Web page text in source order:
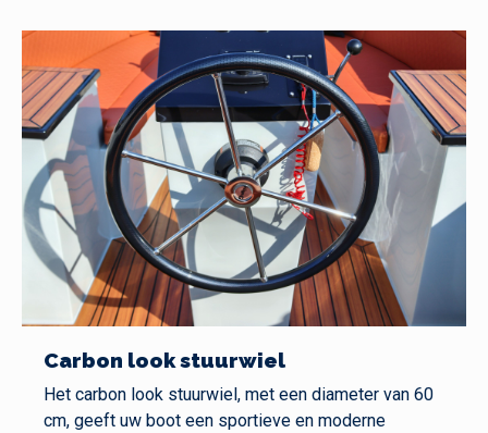
Carbon look stuurwiel
Het carbon look stuurwiel, met een diameter van 60
cm, geeft uw boot een sportieve en moderne